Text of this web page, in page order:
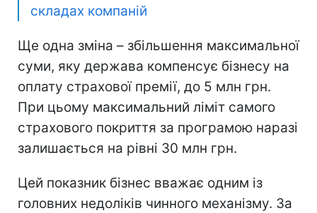
складах компаній
Ще одна зміна – збільшення максимальної
суми, яку держава компенсує бізнесу на
оплату страхової премії, до 5 млн грн.
При цьому максимальний ліміт самого
страхового покриття за програмою наразі
залишається на рівні 30 млн грн.
Цей показник бізнес вважає одним із
головних недоліків чинного механізму. За